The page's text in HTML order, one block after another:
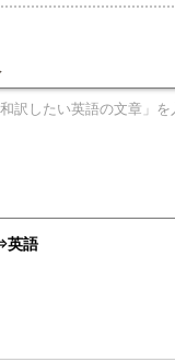
英語